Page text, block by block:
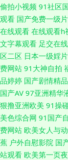
免费日七视频 日韩
区 黄视频网站 欧美
久久 美日韩A级大
字幕 91成人在线初
日本家庭 日韩人妻花
费下载 岛国大片网
屄网 91操网 91做爱
偷拍小视频 91社区
观看 国产免费一级片
在线观看 在线观看h
文字幕观看 足交在
区二区 日本一级婬片
费网站 91大神自拍
品婷婷 国产剧情精品
国产AV 97亚洲精华
狠撸亚洲欧美 91操
美色综合网 91国产
费网站 欧美女人与
蕉 户外自慰影院 国
站观看 欧美第一页